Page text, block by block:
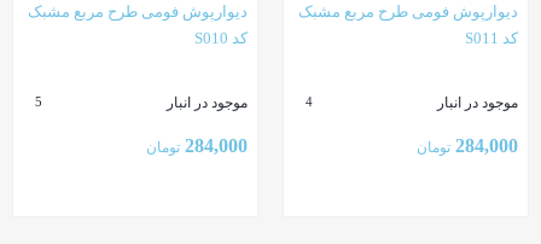
دیوارپوش فومی طرح مربع مشبک
کد S011
موجود در انبار 4
284,000 تومان
دیوارپوش فومی طرح مربع مشبک
کد S010
موجود در انبار 5
284,000 تومان